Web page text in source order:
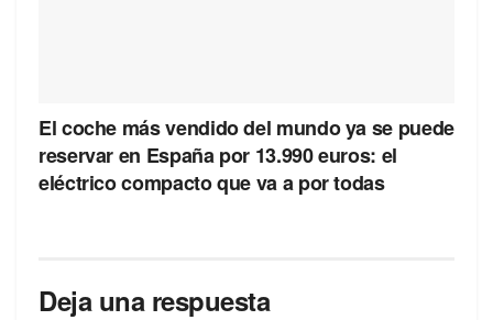
El coche más vendido del mundo ya se puede
reservar en España por 13.990 euros: el
eléctrico compacto que va a por todas
Deja una respuesta